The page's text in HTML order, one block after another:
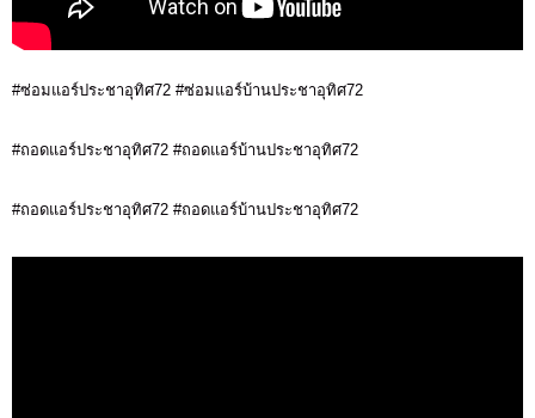
#ซ่อมแอร์ประชาอุทิศ72 #ซ่อมแอร์บ้านประชาอุทิศ72
#ถอดแอร์ประชาอุทิศ72 #ถอดแอร์บ้านประชาอุทิศ72
#ถอดแอร์ประชาอุทิศ72 #ถอดแอร์บ้านประชาอุทิศ72